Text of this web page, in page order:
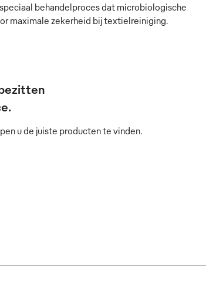
behandelproces dat microbiologische
maximale zekerheid bij textielreiniging.
u de juiste producten te vinden.